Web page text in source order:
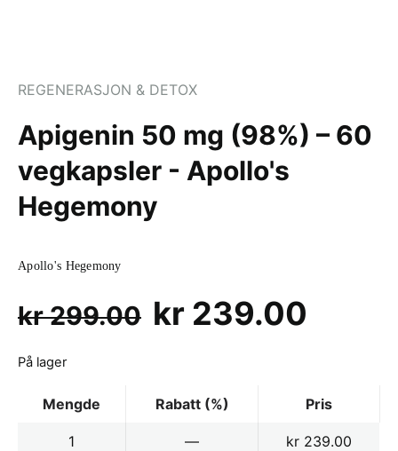
REGENERASJON & DETOX
Apigenin 50 mg (98%) – 60
vegkapsler - Apollo's
Hegemony
Apollo's Hegemony
kr299.00 Opprinnelig
var:
kr 299.00.
kr 239.00
er:
På lager
Mengde Rabatt (%) Pris
1 — kr 239.00